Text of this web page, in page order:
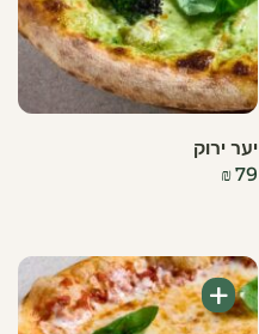
יער ירוק
₪79
+